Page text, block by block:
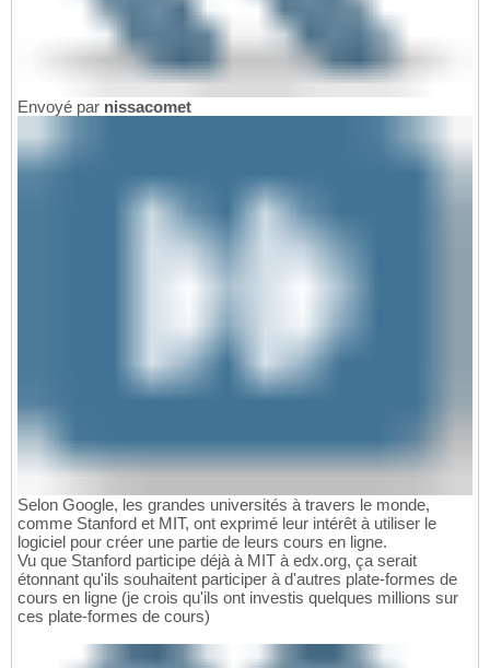
Envoyé par nissacomet
Selon Google, les grandes universités à travers le monde,
comme Stanford et MIT, ont exprimé leur intérêt à utiliser le
logiciel pour créer une partie de leurs cours en ligne.
Vu que Stanford participe déjà à MIT à edx.org, ça serait
étonnant qu'ils souhaitent participer à d'autres plate-formes de
cours en ligne (je crois qu'ils ont investis quelques millions sur
ces plate-formes de cours)